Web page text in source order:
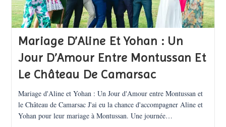
Mariage D’Aline Et Yohan : Un
Jour D’Amour Entre Montussan Et
Le Château De Camarsac​
Mariage d'Aline et Yohan : Un Jour d'Amour entre Montussan et
le Château de Camarsac J'ai eu la chance d'accompagner Aline et
Yohan pour leur mariage à Montussan. Une journée…